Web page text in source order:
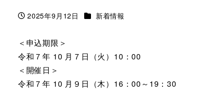
投稿日
2025年9月12日 カテゴリー
新着情報
＜申込期限＞
令和７年 10 月７日（火）10：00
＜開催日＞
令和７年 10 月９日（木）16：00～19：30